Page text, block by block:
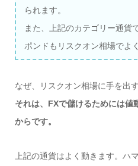
られます。
また、上記のカテゴリー通貨
ポンドもリスクオン相場でよ
なぜ、リスクオン相場に手を出
それは、FXで儲けるためには値
からです。
上記の通貨はよく動きます。ハ